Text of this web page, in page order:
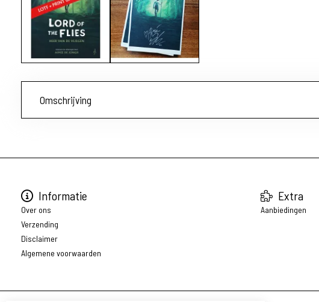
Omschrijving
Informatie
Over ons
Verzending
Disclaimer
Algemene voorwaarden
Extra
Aanbiedingen